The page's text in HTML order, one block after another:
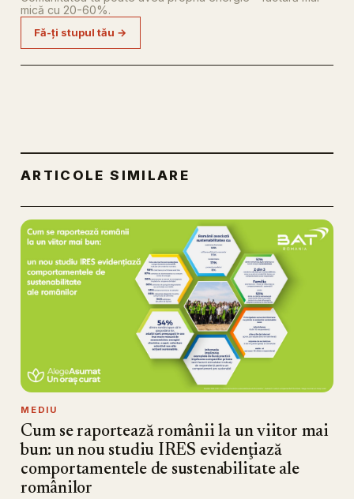
mică cu 20-60%.
Fă-ți stupul tău →
ARTICOLE SIMILARE
MEDIU
Cum se raportează românii la un viitor mai
bun: un nou studiu IRES evidenţiază
comportamentele de sustenabilitate ale
românilor